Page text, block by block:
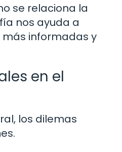
se relaciona la
nos ayuda a
informadas y
en el
los dilemas